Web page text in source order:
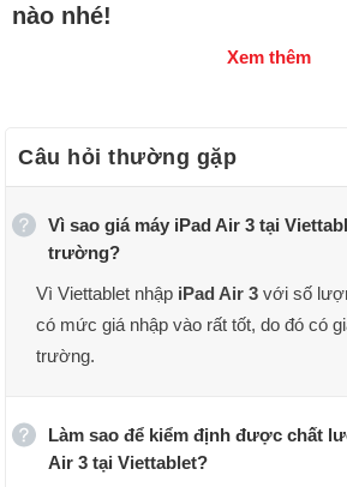
nào nhé!
Xem thêm
Câu hỏi thường gặp
Vì sao giá máy iPad Air 3 tại
trường?
Vì Viettablet nhập iPad Air 3với số
có mức giá nhập vào rất tốt, do đó có
trường.
Làm sao để kiểm định được chất
Air 3 tại Viettablet?